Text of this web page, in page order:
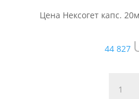
Цена Нексогет капс.
44 827
товара